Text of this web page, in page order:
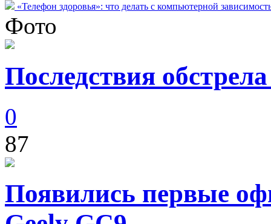
«Телефон здоровья»: что делать с компьютерной
Фото
Последствия
0
87
Появились первые